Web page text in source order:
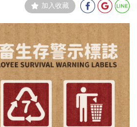
加入收藏